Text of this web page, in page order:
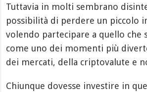
Tuttavia in molti sembrano
possibilità di perdere un piccolo
volendo partecipare a quello che
come uno dei momenti più
dei mercati, della criptovalute e
Chiunque dovesse investire in